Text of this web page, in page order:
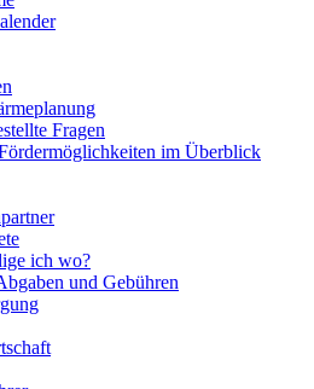
Fragen
im Überblick
ich wo?
und Gebühren